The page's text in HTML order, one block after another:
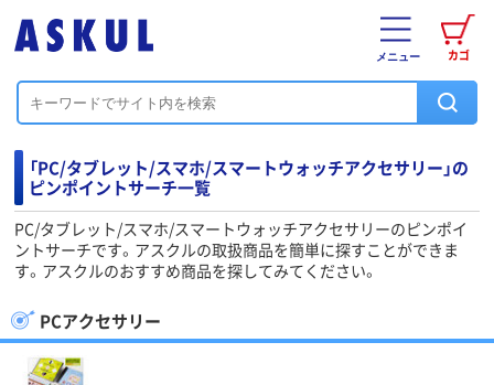
カゴ
メニュー
「PC/タブレット/スマホ/スマートウォッチアクセサリー」の
ピンポイントサーチ一覧
PC/タブレット/スマホ/スマートウォッチアクセサリーのピンポイ
ントサーチです。アスクルの取扱商品を簡単に探すことができま
す。アスクルのおすすめ商品を探してみてください。
PCアクセサリー